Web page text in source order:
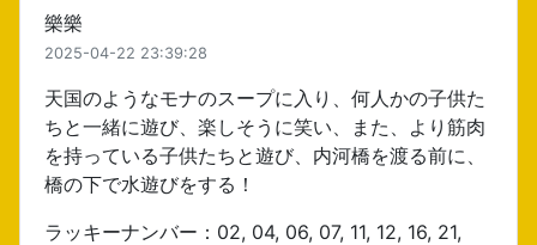
樂樂
2025-04-22 23:39:28
天国のようなモナのスープに入り、何人かの子供た
ちと一緒に遊び、楽しそうに笑い、また、より筋肉
を持っている子供たちと遊び、内河橋を渡る前に、
橋の下で水遊びをする！
ラッキーナンバー：02, 04, 06, 07, 11, 12, 16, 21,